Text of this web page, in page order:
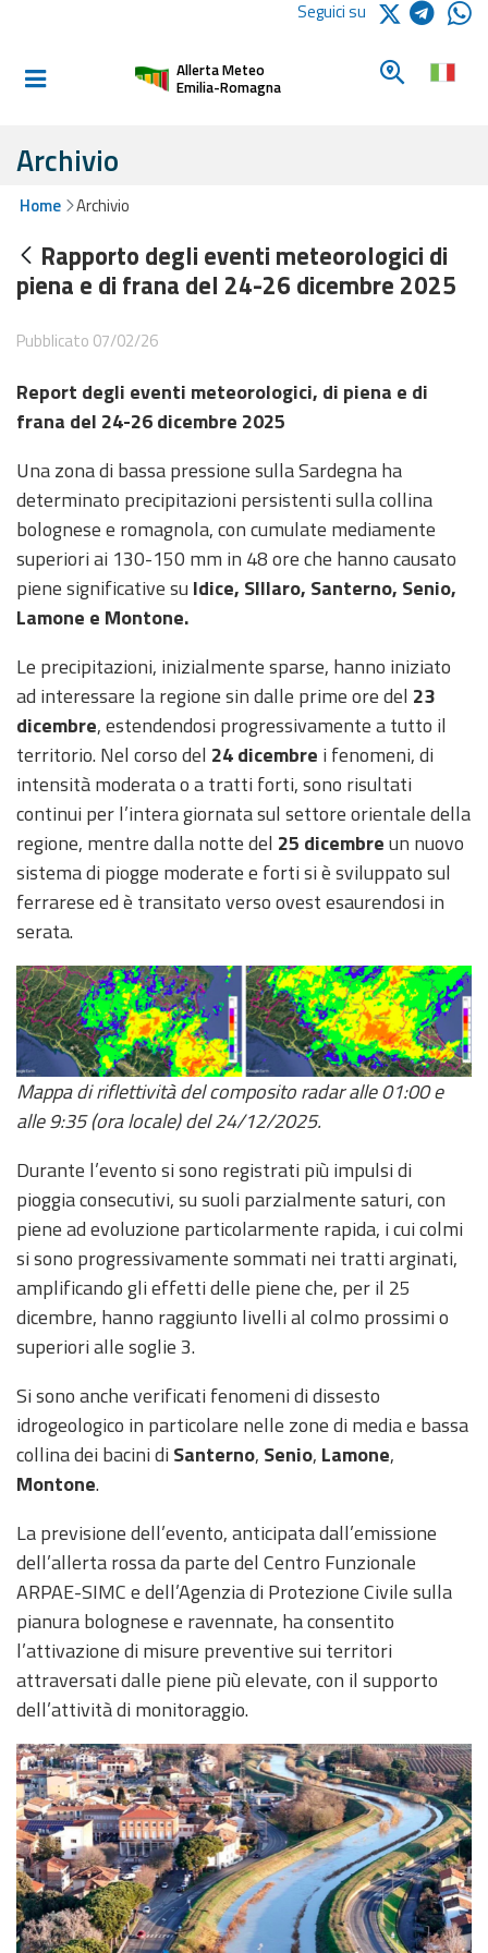
Informati e
Allerte E
Allerte e
Bollettini
Bollettini
Valanghe
Monitoraggio
eventi
Previsioni e dati
Previsioni meteo e
Dati osservati
Radar meteo
Strumenti
Operativi
Aggiornamenti
Informazioni
utili
frequenti
Guida per gli
Il progetto
Allerta
Meteo
Romagna
Contatti
Seguici su
Allerta Meteo
Emilia-Romagna
Cerca un
Archivio
Home Archivio
Rapporto degli eventi meteorologici di
piena e di frana del 24-26 dicembre 2025
Pubblicato 07/02/26
Report degli eventi meteorologici, di piena e di
frana del 24-26 dicembre 2025
Una zona di bassa pressione sulla Sardegna ha
determinato precipitazioni persistenti sulla collina
bolognese e romagnola, con cumulate mediamente
superiori ai 130-150 mm in 48 ore che hanno causato
piene significative su Idice, SIllaro, Santerno, Senio,
Lamone e Montone.
Le precipitazioni, inizialmente sparse, hanno iniziato
ad interessare la regione sin dalle prime ore del 23
dicembre, estendendosi progressivamente a tutto il
territorio. Nel corso del 24 dicembre i fenomeni, di
intensità moderata o a tratti forti, sono risultati
continui per l’intera giornata sul settore orientale della
regione, mentre dalla notte del 25 dicembreun nuovo
sistema di piogge moderate e forti si è sviluppato sul
ferrarese ed è transitato verso ovest esaurendosi in
serata.
Mappa di riflettività del composito radar alle 01:00 e
alle 9:35 (ora locale) del 24/12/2025.
Durante l’evento si sono registrati più impulsi di
pioggia consecutivi, su suoli parzialmente saturi, con
piene ad evoluzione particolarmente rapida, i cui colmi
si sono progressivamente sommati nei tratti arginati,
amplificando gli effetti delle piene che, per il 25
dicembre, hanno raggiunto livelli al colmo prossimi o
superiori alle soglie 3.
Si sono anche verificati fenomeni di dissesto
idrogeologico in particolare nelle zone di media e bassa
collina dei bacini di Santerno, Senio, Lamone,
Montone.
La previsione dell’evento, anticipata dall’emissione
dell’allerta rossa da parte del Centro Funzionale
ARPAE-SIMC e dell’Agenzia di Protezione Civile sulla
pianura bolognese e ravennate, ha consentito
l’attivazione di misure preventive sui territori
attraversati dalle piene più elevate, con il supporto
dell’attività di monitoraggio.